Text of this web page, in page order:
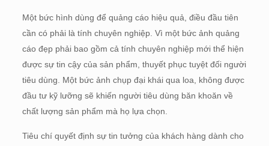
Một bức hình dùng để quảng cáo hiệu quả, điều đầu tiên
cần có phải là tính chuyên nghiệp. Vì một bức ảnh quảng
cáo đẹp phải bao gồm cả tính chuyên nghiệp mới thể hiện
được sự tin cậy của sản phẩm, thuyết phục tuyệt đối người
tiêu dùng. Một bức ảnh chụp đại khái qua loa, không được
đầu tư kỹ lưỡng sẽ khiến người tiêu dùng băn khoăn về
chất lượng sản phẩm mà họ lựa chọn.
Tiêu chí quyết định sự tin tưởng của khách hàng dành cho